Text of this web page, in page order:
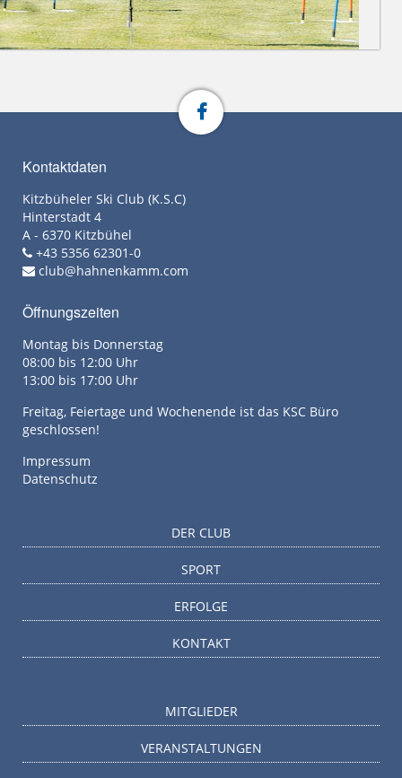
Kontaktdaten
Kitzbüheler Ski Club (K.S.C)
Hinterstadt 4
A - 6370 Kitzbühel
+43 5356 62301-0
club@hahnenkamm.com
Öffnungszeiten
Montag bis Donnerstag
08:00 bis 12:00 Uhr
13:00 bis 17:00 Uhr
Freitag, Feiertage und Wochenende ist das KSC Büro
geschlossen!
Impressum
Datenschutz
DER CLUB
SPORT
ERFOLGE
KONTAKT
MITGLIEDER
VERANSTALTUNGEN